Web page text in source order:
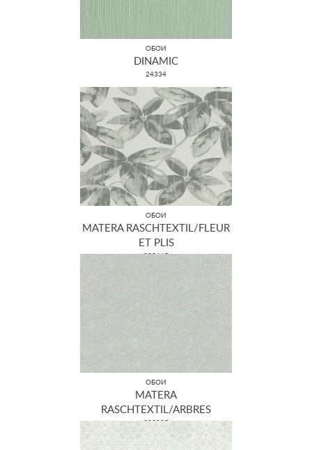
ОБОИ
DINAMIC
24334
ОБОИ
MATERA RASCHTEXTIL/FLEUR
ET PLIS
298665
ОБОИ
MATERA
RASCHTEXTIL/ARBRES
298825